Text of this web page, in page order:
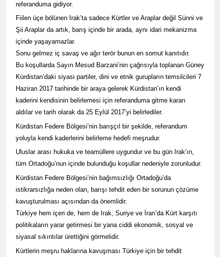
HAK-PAR Heyeti Hewler’de
KDP ALAKAD ile görüştü
HAK-PAR Heyeti 25 ağustos
ALAKAD ile görüştü
‘KÜRT HALKI HAK VE
ÖZGÜRLÜK
MÜCADELESİNDEN ASLA
VAZ GEÇMEYECEKTİR.’
12 Ay Ago
Lozan Antlaşması
üzerinden 102 yıl geçse de;
Kürt milleti özgürlükten
asla vaz geçmedi
1 Yıl Ago
MECLÎSA PARTİYA HAK-
PARê: Têkçûna heyî têkçûna
rê û polîtîkayên xelet in. Divê
Kurd li dora polîtîkayên
neteweyî yên rast bibin yek.
1 Yıl Ago
YENİLEN YANLIŞ YOL VE
YÖNTEMLERDİR. KÜRTLER
DOĞRU, ULUSAL
POLİTİKALAR ETRAFINDA
KENETLENMELİ
1 Yıl Ago
HAK-PAR Genel Başkanı
Düzgün Kaplan’ın Kurdistan
partileri Hak ve Özgürlükler
Partisi (HAK-PAR), Kürdistan
Demokrat Partisi – Türkiye
(KDP-T), Kürdistan Sosyalist
Partisi (PSK) ve Kürdistan
Yurtseverler Partisi
(PWK)’nin ortaklaşa Van da
1 Yıl Ago
HAK-PAR MERKEZİ KADIN
KOMİSYONU HEWLER’DE
ENKS Yİ ZİYARET ETTİ
1 Yıl Ago
HAK-PAR KADIN HEYETİ
HEWLER’DE HİZBÊN
referanduma gidiyor.
Fiilen üçe bölünen Irak’ta sadece Kürtler ve Araplar değil Sünni ve
Şii Araplar da artık, barış içinde bir arada, aynı idari mekanizma
içinde yaşayamazlar.
Sonu gelmez iç savaş ve ağır terör bunun en somut kanıtıdır.
Bu koşullarda Sayın Mesud Barzani’nin çağrısıyla toplanan Güney
Kürdistan’daki siyasi partiler, dini ve etnik gurupların temsilcileri 7
Haziran 2017 tarihinde bir araya gelerek Kürdistan’ın kendi
kaderini kendisinin belirlemesi için referanduma gitme kararı
aldılar ve tarih olarak da 25 Eylül 2017’yi belirlediler.
Kürdistan Federe Bölgesi’nin barışçıl bir şekilde, referandum
yoluyla kendi kaderlerini belirleme hedefi meşrudur.
Uluslar arası hukuka ve teamüllere uygundur ve bu gün Irak’ın,
tüm Ortadoğu’nun içinde bulunduğu koşullar nedeniyle zorunludur.
Kürdistan Federe Bölgesi’nin bağımsızlığı Ortadoğu’da
istikrarsızlığa neden olan, barışı tehdit eden bir sorunun çözüme
kavuşturulması açısından da önemlidir.
Türkiye hem içeri de, hem de Irak, Suriye ve İran’da Kürt karşıtı
politikaların yarar getirmesi bir yana ciddi ekonomik, sosyal ve
siyasal sıkıntılar ürettiğini görmelidir.
Kürtlerin meşru haklarına kavuşması Türkiye için bir tehdit